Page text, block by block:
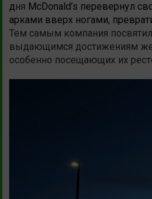
дня McDonald’s перевернул
арками вверх ногами,
Тем самым компания
выдающимся достижениям
особенно посещающих их